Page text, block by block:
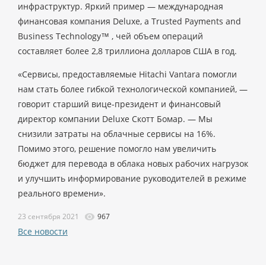
инфраструктур. Яркий пример — международная
финансовая компания Deluxe, a Trusted Payments and
Business Technology™ , чей объем операций
составляет более 2,8 триллиона долларов США в год.
«Сервисы, предоставляемые Hitachi Vantara помогли
нам стать более гибкой технологической компанией, —
говорит старший вице-президент и финансовый
директор компании Deluxe Скотт Бомар. — Мы
снизили затраты на облачные сервисы на 16%.
Помимо этого, решение помогло нам увеличить
бюджет для перевода в облака новых рабочих нагрузок
и улучшить информирование руководителей в режиме
реального времени».
23 сентября 2021 967
Все новости